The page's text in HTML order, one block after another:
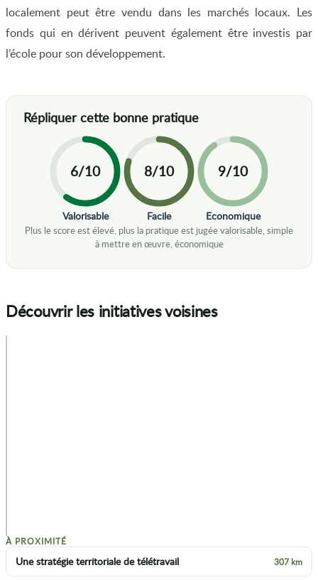
localement peut être vendu dans les marchés locaux. Les
fonds qui en dérivent peuvent également être investis par
l’école pour son développement.
6/10
Valorisable
8/10
Facile
9/10
Economique
Découvrir les initiatives voisines
À PROXIMITÉ
Une stratégie territoriale de télétravail 307 km